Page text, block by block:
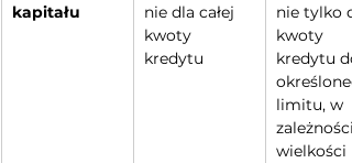
kapitału
nie dla całej
kwoty
kredytu
nie tylko
kwoty
kredytu
limitu, w
wielkości